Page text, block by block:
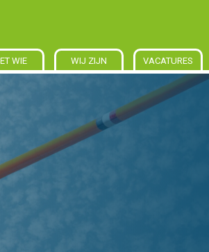
WIE WIJ ZIJN VACATURES